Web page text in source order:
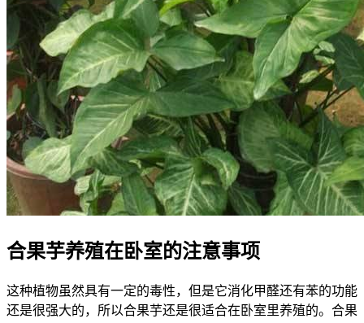
合果芋养殖在卧室的注意事项
这种植物虽然具有一定的毒性，但是它消化甲醛还有苯的功能
还是很强大的，所以合果芋还是很适合在卧室里养殖的。合果